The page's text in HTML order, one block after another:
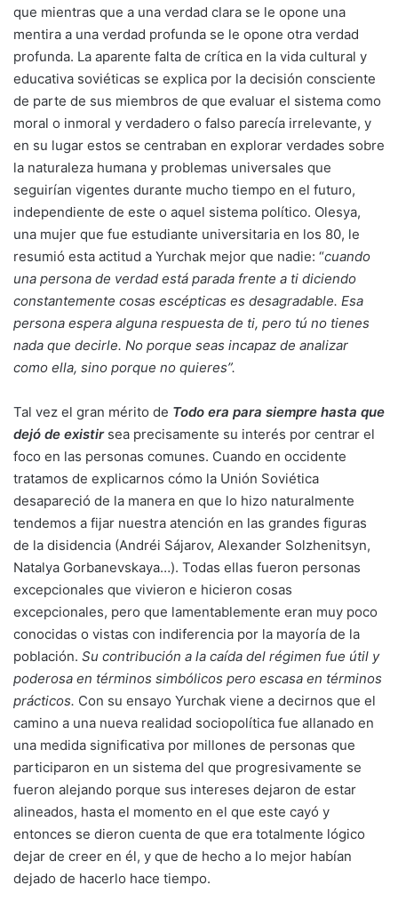
que mientras que a una verdad clara se le opone una
mentira a una verdad profunda se le opone otra verdad
profunda. La aparente falta de crítica en la vida cultural y
educativa soviéticas se explica por la decisión consciente
de parte de sus miembros de que evaluar el sistema como
moral o inmoral y verdadero o falso parecía irrelevante, y
en su lugar estos se centraban en explorar verdades sobre
la naturaleza humana y problemas universales que
seguirían vigentes durante mucho tiempo en el futuro,
independiente de este o aquel sistema político. Olesya,
una mujer que fue estudiante universitaria en los 80, le
resumió esta actitud a Yurchak mejor que nadie: “cuando
una persona de verdad está parada frente a ti diciendo
constantemente cosas escépticas es desagradable. Esa
persona espera alguna respuesta de ti, pero tú no tienes
nada que decirle. No porque seas incapaz de analizar
como ella, sino porque no quieres”.
Tal vez el gran mérito de Todo era para siempre hasta que
dejó de existirsea precisamente su interés por centrar el
foco en las personas comunes. Cuando en occidente
tratamos de explicarnos cómo la Unión Soviética
desapareció de la manera en que lo hizo naturalmente
tendemos a fijar nuestra atención en las grandes figuras
de la disidencia (Andréi Sájarov, Alexander Solzhenitsyn,
Natalya Gorbanevskaya…). Todas ellas fueron personas
excepcionales que vivieron e hicieron cosas
excepcionales, pero que lamentablemente eran muy poco
conocidas o vistas con indiferencia por la mayoría de la
población. Su contribución a la caída del régimen fue útil y
poderosa en términos simbólicos pero escasa en términos
prácticos. Con su ensayo Yurchak viene a decirnos que el
camino a una nueva realidad sociopolítica fue allanado en
una medida significativa por millones de personas que
participaron en un sistema del que progresivamente se
fueron alejando porque sus intereses dejaron de estar
alineados, hasta el momento en el que este cayó y
entonces se dieron cuenta de que era totalmente lógico
dejar de creer en él, y que de hecho a lo mejor habían
dejado de hacerlo hace tiempo.